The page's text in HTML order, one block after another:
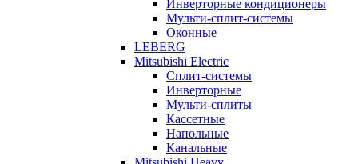
Инверторные кондиционеры
Мульти-сплит-системы
Оконные
LEBERG
Mitsubishi Electric
Cплит-системы
Инверторные
Мульти-сплиты
Кассетные
Напольные
Канальные